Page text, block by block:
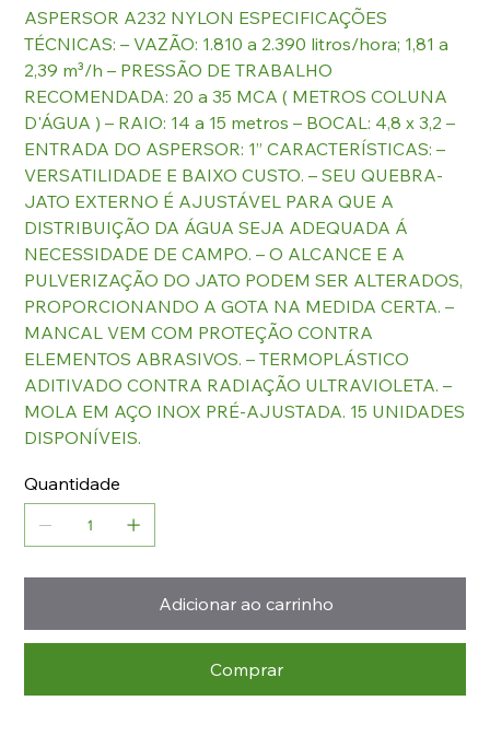
ASPERSOR A232 NYLON ESPECIFICAÇÕES
TÉCNICAS: – VAZÃO: 1.810 a 2.390 litros/hora; 1,81 a
2,39 m³/h – PRESSÃO DE TRABALHO
RECOMENDADA: 20 a 35 MCA ( METROS COLUNA
D'ÁGUA ) – RAIO: 14 a 15 metros – BOCAL: 4,8 x 3,2 –
ENTRADA DO ASPERSOR: 1” CARACTERÍSTICAS: –
VERSATILIDADE E BAIXO CUSTO. – SEU QUEBRA-
JATO EXTERNO É AJUSTÁVEL PARA QUE A
DISTRIBUIÇÃO DA ÁGUA SEJA ADEQUADA Á
NECESSIDADE DE CAMPO. – O ALCANCE E A
PULVERIZAÇÃO DO JATO PODEM SER ALTERADOS,
PROPORCIONANDO A GOTA NA MEDIDA CERTA. –
MANCAL VEM COM PROTEÇÃO CONTRA
ELEMENTOS ABRASIVOS. – TERMOPLÁSTICO
ADITIVADO CONTRA RADIAÇÃO ULTRAVIOLETA. –
MOLA EM AÇO INOX PRÉ-AJUSTADA. 15 UNIDADES
DISPONÍVEIS.
Quantidade
Adicionar ao carrinho
Comprar